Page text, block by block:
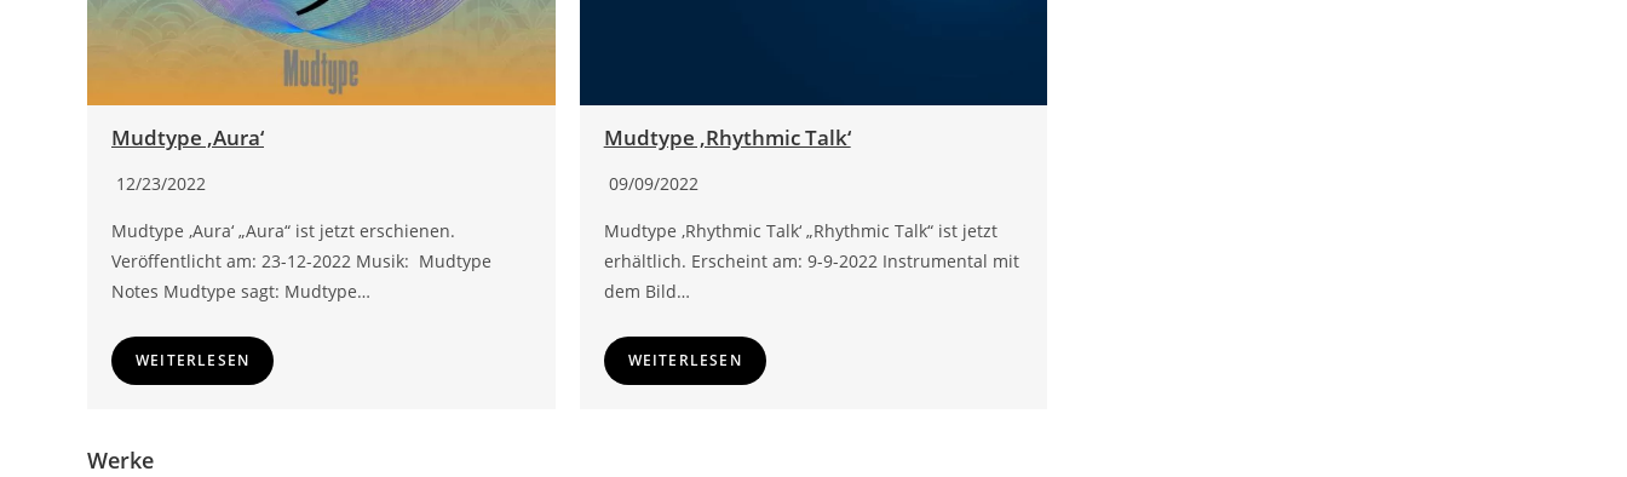
Mudtype ‚Aura‘
12/23/2022
Mudtype ‚Aura‘ „Aura“ ist jetzt erschienen.
Veröffentlicht am: 23-12-2022 Musik: Mudtype
Notes Mudtype sagt: Mudtype…
WEITERLESEN
Mudtype ‚Rhythmic Talk‘
09/09/2022
Mudtype ‚Rhythmic Talk‘ „Rhythmic Talk“ ist jetzt
erhältlich. Erscheint am: 9-9-2022 Instrumental mit
dem Bild…
WEITERLESEN
Werke